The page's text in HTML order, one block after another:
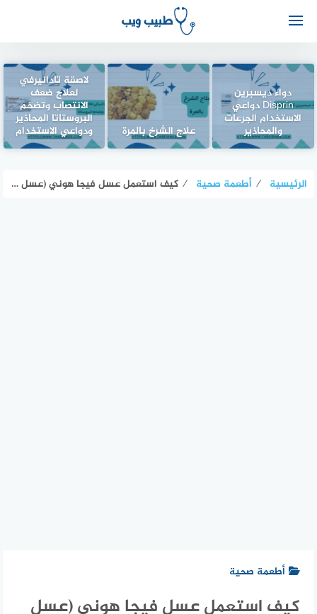
دواء ديسبرين
Disprin دواعي
الاستخدام الجرعات
والمحاذير علاج الشرخ بالمرة
لاصقة تادانيرفي
لعلاج ضعف
الانتصاب وتضخم
البروستاتا المحاذير
ودواعي الاستخدام
الرئيسية ⁄ أطعمة صحية ⁄ كيف استعمل عسل فيجا هوني (عسل الفيجا)
أطعمة صحية
كيف استعمل عسل فيجا هوني (عسل